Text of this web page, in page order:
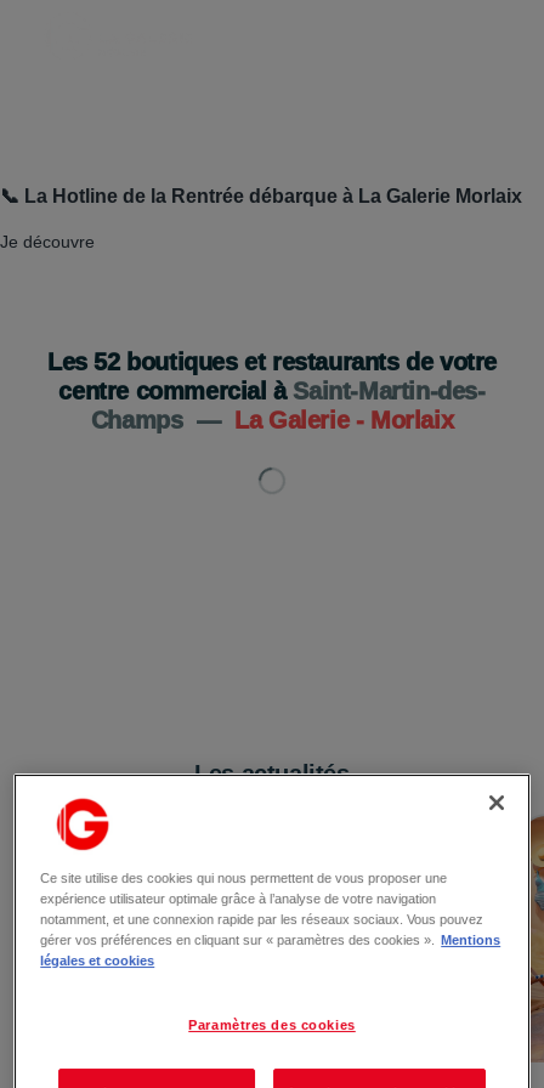
📞 La Hotline de la Rentrée débarque à La Galerie Morlaix
Je découvre
Les52boutiques et restaurants de votre
centre commercial à Saint-Martin-des-
Champs — La Galerie - Morlaix
Les actualités
Ce site utilise des cookies qui nous permettent de vous proposer une
expérience utilisateur optimale grâce à l’analyse de votre navigation
notamment, et une connexion rapide par les réseaux sociaux. Vous pouvez
gérer vos préférences en cliquant sur « paramètres des cookies ».
Mentions
légales et cookies
Paramètres des cookies